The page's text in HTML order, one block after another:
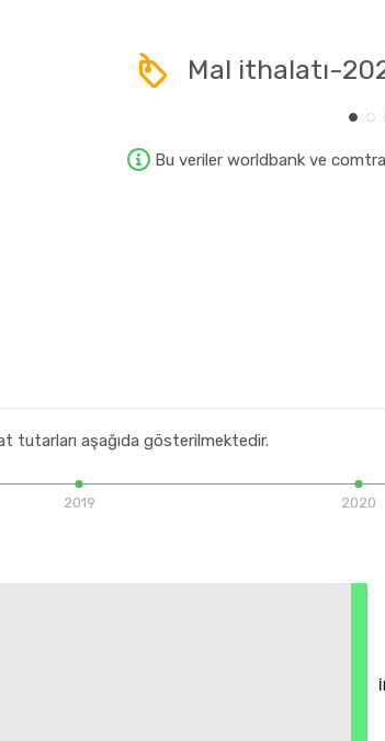
Mal ithalatı-
Bu veriler worldbank ve
tutarları aşağıda gösterilmektedir.
2019 2020